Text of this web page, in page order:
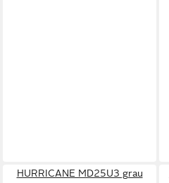
HURRICANE MD25U3 grau